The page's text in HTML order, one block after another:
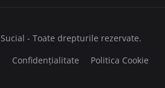
- Toate drepturile rezervate.
Confidențialitate Politica Cookie